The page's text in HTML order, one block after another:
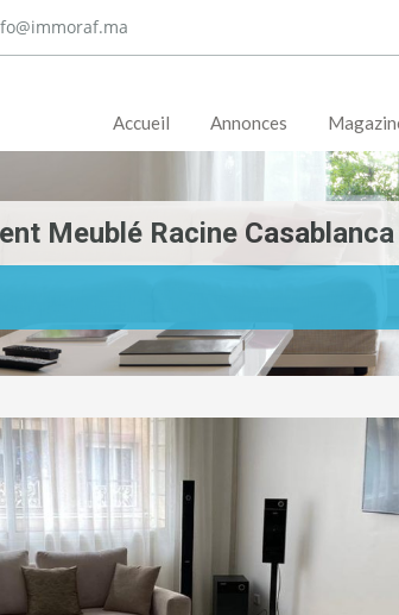
Accueil Annonces
Meublé Racine Casablanca